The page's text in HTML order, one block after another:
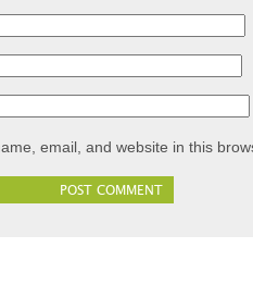
email, and website in this